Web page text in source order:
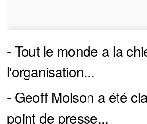
- Tout le monde a la
l'organisation...
- Geoff Molson a été
point de presse...